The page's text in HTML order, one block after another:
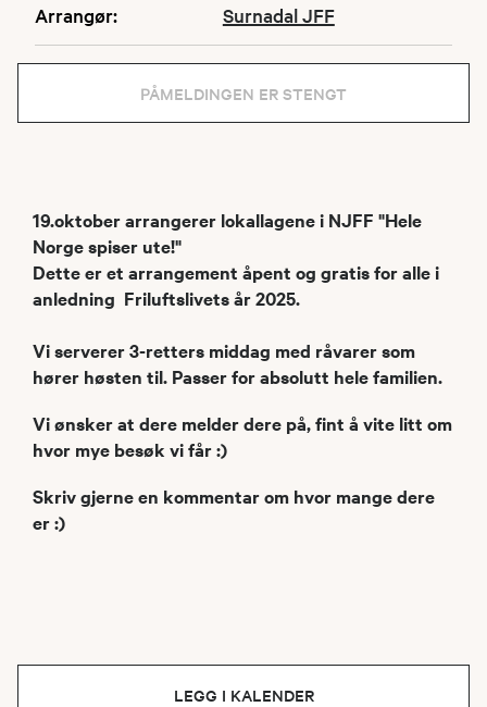
Arrangør: Surnadal JFF
PÅMELDINGEN ER STENGT
19.oktober arrangerer lokallagene i NJFF "Hele
Norge spiser ute!"
Dette er et arrangement åpent og gratis for alle i
anledning Friluftslivets år 2025.
Vi serverer 3-retters middag med råvarer som
hører høsten til. Passer for absolutt hele familien.
Vi ønsker at dere melder dere på, fint å vite litt om
hvor mye besøk vi får :)
Skriv gjerne en kommentar om hvor mange dere
er :)
LEGG I KALENDER